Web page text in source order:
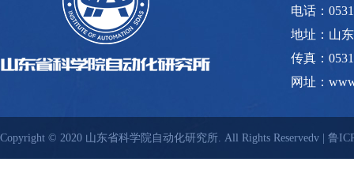
电话：
地址：山
传真：
网址：
Copyright © 2020 山东省科学院自动化研究所. All Rights Reservedv | 鲁